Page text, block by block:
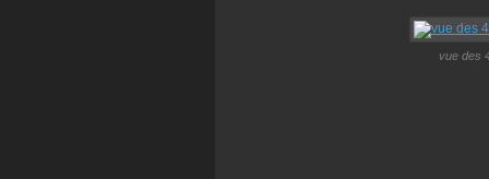
vue des